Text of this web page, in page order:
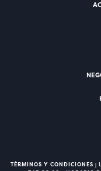
TÉRMINOS Y CONDICIONES |